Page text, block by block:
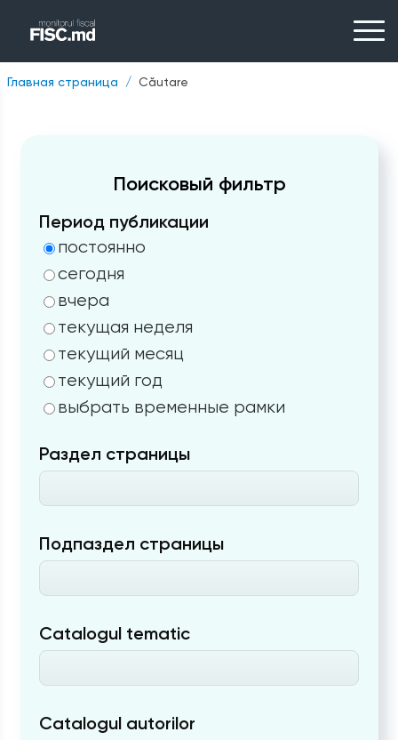
Главная страница Căutare
Поисковый фильтр
Период публикации
постоянно
сегодня
вчера
текущая неделя
текущий месяц
текущий год
выбрать временные рамки
Раздел страницы
Подпаздел страницы
Catalogul tematic
Catalogul autorilor